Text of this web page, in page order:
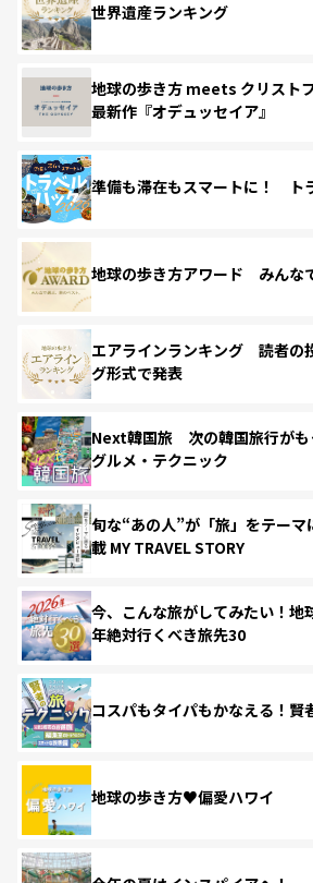
世界遺産ランキング
地球の歩き方 meets クリスト
最新作『オデュッセイア』
準備も滞在もスマートに！ ト
地球の歩き方アワード みんな
エアラインランキング 読者の
グ形式で発表
Next韓国旅 次の韓国旅行がも
グルメ・テクニック
旬な“あの人”が「旅」をテー
載 MY TRAVEL STORY
今、こんな旅がしてみたい！地
年絶対行くべき旅先30
コスパもタイパもかなえる！賢
地球の歩き方♥偏愛ハワイ